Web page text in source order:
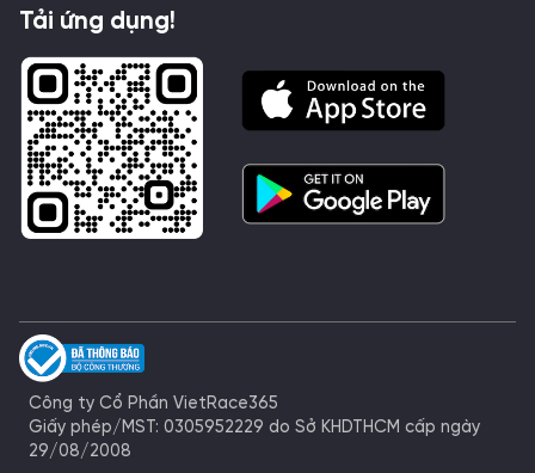
Tải ứng dụng!
Công ty Cổ Phần VietRace365
Giấy phép/MST: 0305952229 do Sở KHDTHCM cấp ngày
29/08/2008